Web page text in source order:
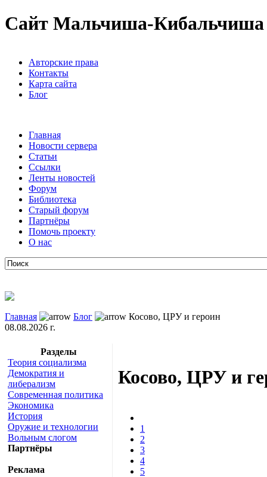
Сайт Мальчиша-Кибальчиша
Авторские права
Контакты
Карта сайта
Блог
Главная
Новости сервера
Статьи
Ссылки
Ленты новостей
Форум
Библиотека
Старый форум
Партнёры
Помочь проекту
О нас
Главная Блог
Косово, ЦРУ и героин
08.08.2026 г.
Разделы
Теория социализма
Демократия и
либерализм
Современная политика
Экономика
История
Оружие и технологии
Вольным слогом
Партнёры
Реклама
Косово, ЦРУ и
1
2
3
4
5